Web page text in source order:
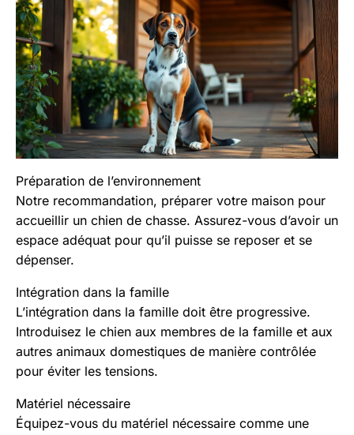
Préparation de l’environnement
Notre recommandation, préparer votre maison pour
accueillir un chien de chasse. Assurez-vous d’avoir un
espace adéquat pour qu’il puisse se reposer et se
dépenser.
Intégration dans la famille
L’intégration dans la famille doit être progressive.
Introduisez le chien aux membres de la famille et aux
autres animaux domestiques de manière contrôlée
pour éviter les tensions.
Matériel nécessaire
Équipez-vous du matériel nécessaire comme une